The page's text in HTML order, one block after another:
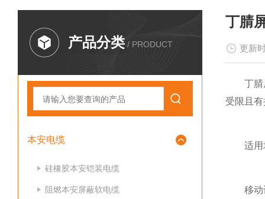
产品分类 / PRODUCT
本安电缆
硅橡胶本安铠装电缆
阻燃本安屏蔽软电缆
丁腈
更新
丁腈屏
受限且
适用
移动设